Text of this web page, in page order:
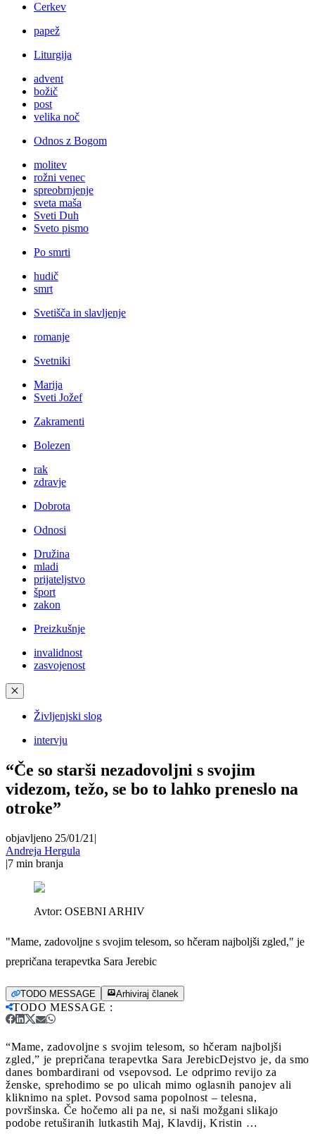
Cerkev
papež
Liturgija
advent
božič
post
velika noč
Odnos z Bogom
molitev
rožni venec
spreobrnjenje
sveta maša
Sveti Duh
Sveto pismo
Po smrti
hudič
smrt
Svetišča in slavljenje
romanje
Svetniki
Marija
Sveti Jožef
Zakramenti
Bolezen
rak
zdravje
Dobrota
Odnosi
Družina
mladi
prijateljstvo
šport
zakon
Preizkušnje
invalidnost
zasvojenost
✕
Življenjski slog
intervju
“Če so starši nezadovoljni s svojim
videzom, težo, se bo to lahko preneslo na
otroke”
objavljeno 25/01/21 |
Andreja Hergula
|7 min branja
Avtor: OSEBNI ARHIV
"Mame, zadovoljne s svojim telesom, so hčeram najboljši zgled," je
prepričana terapevtka Sara Jerebic
TODO MESSAGE Arhiviraj članek
TODO MESSAGE :
“Mame, zadovoljne s svojim telesom, so hčeram najboljši
zgled,” je prepričana terapevtka Sara JerebicDejstvo je, da smo
danes bombardirani od vsepovsod. Le odprimo revijo za
ženske, sprehodimo se po ulicah mimo oglasnih panojev ali
kliknimo na splet. Povsod sama popolnost – telesna,
površinska. Če hočemo ali pa ne, si naši možgani slikajo
podobe retuširanih lutkastih Maj, Klavdij, Kristin …